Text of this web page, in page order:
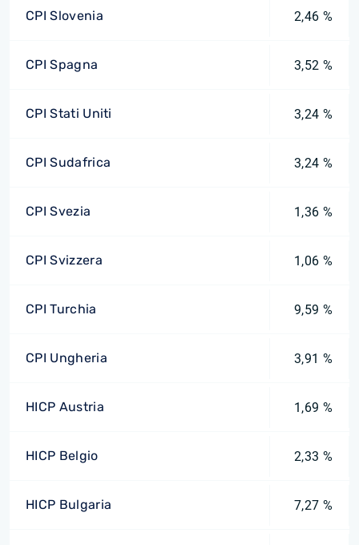
CPI Slovenia 2,46 %
CPI Spagna 3,52 %
CPI Stati Uniti 3,24 %
CPI Sudafrica 3,24 %
CPI Svezia 1,36 %
CPI Svizzera 1,06 %
CPI Turchia 9,59 %
CPI Ungheria 3,91 %
HICP Austria 1,69 %
HICP Belgio 2,33 %
HICP Bulgaria 7,27 %